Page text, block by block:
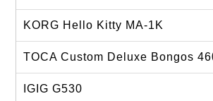
KORG Hello Kitty MA‐1K
TOCA Custom Deluxe Bongos
IGIG G530